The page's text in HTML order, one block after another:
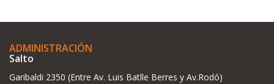
ADMINISTRACIÓN
Salto
Garibaldi 2350 (Entre Av. Luis Batlle Berres y Av.Rodó)